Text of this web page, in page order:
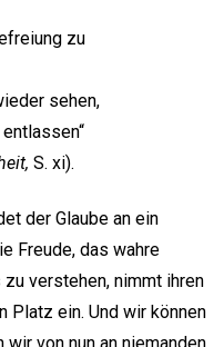
zu
sehen,
S. xi).
der Glaube an ein
Freude, das wahre
verstehen, nimmt ihren
Platz ein. Und wir können